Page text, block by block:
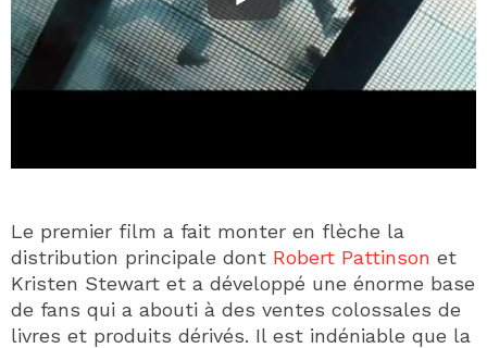
Le premier film a fait monter en flèche la
distribution principale dont Robert Pattinson et
Kristen Stewart et a développé une énorme base
de fans qui a abouti à des ventes colossales de
livres et produits dérivés. Il est indéniable que la